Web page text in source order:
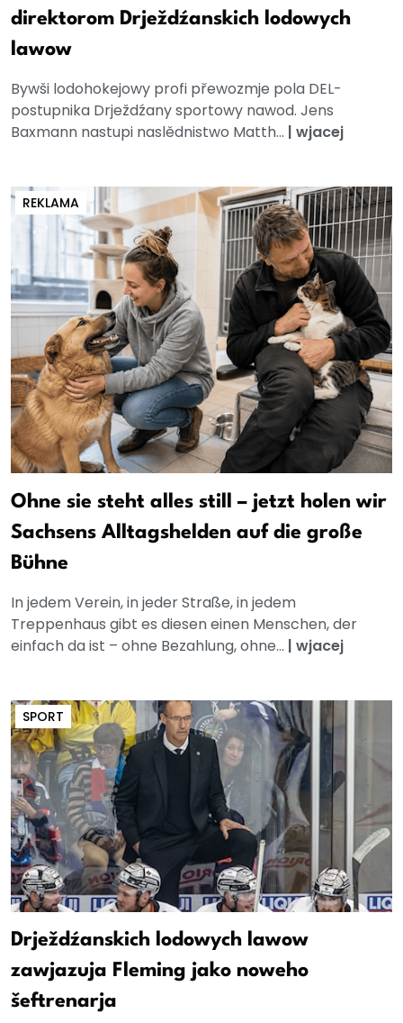
direktorom Drježdźanskich lodowych
lawow
Bywši lodohokejowy profi přewozmje pola DEL-
postupnika Drježdźany sportowy nawod. Jens
Baxmann nastupi naslědnistwo Matth... | wjacej
REKLAMA
Ohne sie steht alles still – jetzt holen wir
Sachsens Alltagshelden auf die große
Bühne
In jedem Verein, in jeder Straße, in jedem
Treppenhaus gibt es diesen einen Menschen, der
einfach da ist – ohne Bezahlung, ohne... | wjacej
SPORT
Drježdźanskich lodowych lawow
zawjazuja Fleming jako noweho
šeftrenarja